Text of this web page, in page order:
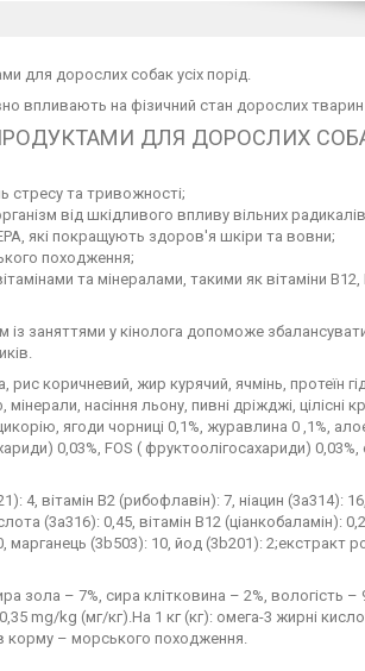
для дорослих собак усіх порід.
впливають на фізичний стан дорослих
ДЛЯ ДОРОСЛИХ
стресу та тривожності;
від шкідливого впливу вільних
які покращують здоров'я шкіри та вовни;
походження;
та мінералами, такими як вітаміни В12,
заняттями у кінолога допоможе
коричневий, жир курячий, ячмінь, протеїн
насіння льону, пивні дріжджі, цілісні
ягоди чорниці 0,1%, журавлина 0 ,1%,
0,03%, FOS ( фруктоолігосахариди) 0,03%,
4, вітамін В2 (рибофлавін): 7, ніацин (3а314):
(3а316): 0,45, вітамін В12 (ціанкобаламін):
марганець (3b503): 10, йод (3b201): 2;екстракт
зола – 7%, сира клітковина – 2%, вологість –
mg/kg (мг/кг).На 1 кг (кг): омега-3 жирні
корму – морського походження.